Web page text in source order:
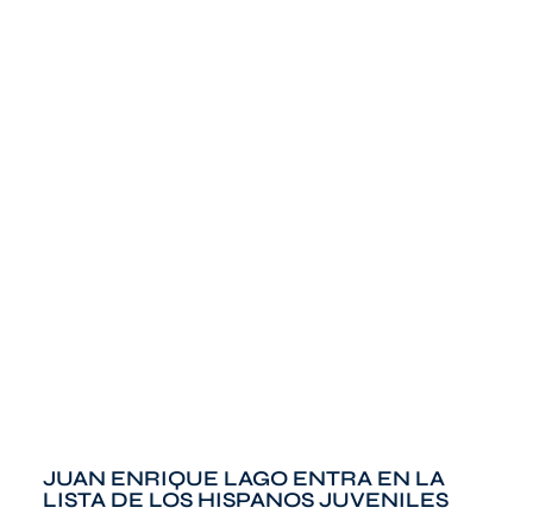
JUAN ENRIQUE LAGO ENTRA EN LA
LISTA DE LOS HISPANOS JUVENILES